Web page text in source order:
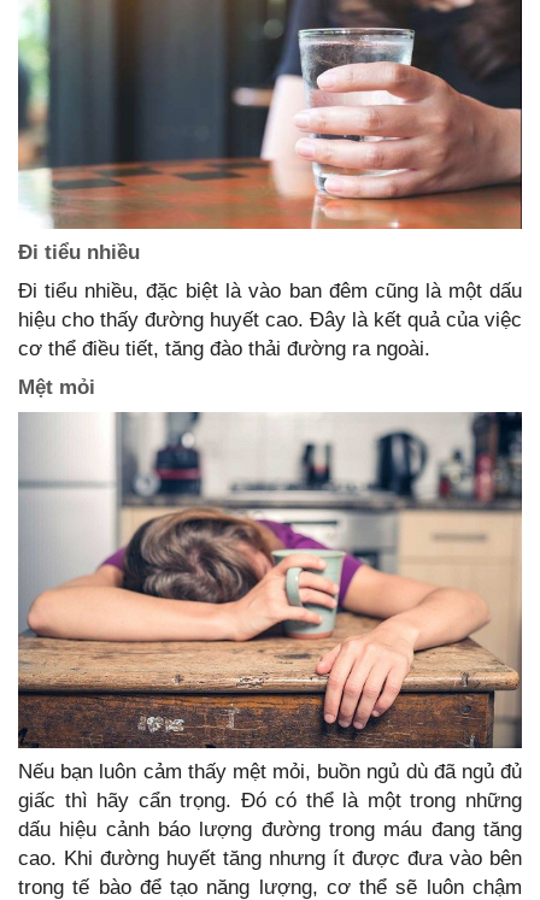
Đi tiểu nhiều
Đi tiểu nhiều, đặc biệt là vào ban đêm cũng là một dấu
hiệu cho thấy đường huyết cao. Đây là kết quả của việc
cơ thể điều tiết, tăng đào thải đường ra ngoài.
Mệt mỏi
Nếu bạn luôn cảm thấy mệt mỏi, buồn ngủ dù đã ngủ đủ
giấc thì hãy cẩn trọng. Đó có thể là một trong những
dấu hiệu cảnh báo lượng đường trong máu đang tăng
cao. Khi đường huyết tăng nhưng ít được đưa vào bên
trong tế bào để tạo năng lượng, cơ thể sẽ luôn chậm